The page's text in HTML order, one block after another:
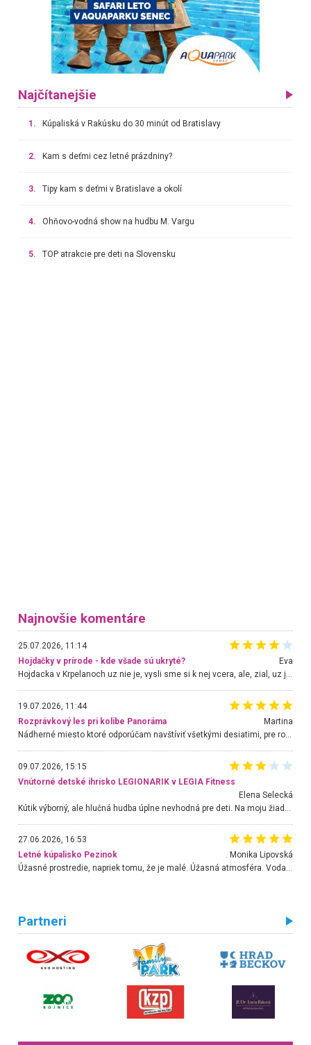
Najčítanejšie
1. Kúpaliská v Rakúsku do 30 minút od Bratislavy
2. Kam s deťmi cez letné prázdniny?
3. Tipy kam s deťmi v Bratislave a okolí
4. Ohňovo-vodná show na hudbu M. Vargu
5. TOP atrakcie pre deti na Slovensku
Najnovšie komentáre
25.07.2026, 11:14
Hojdačky v prírode - kde všade sú ukryté?
Eva
Hojdacka v Krpelanoch uz nie je, vysli sme si k nej vcera, ale, zial, uz je znicena. Ak sem planujete cestu len kvoli hojdacke, mozete si ju usetrit. Krasny vyhlad je tu vsak aj bez hojdacky :-)
19.07.2026, 11:44
Rozprávkový les pri kolibe Panoráma
Martina
Nádherné miesto ktoré odporúčam navštíviť všetkými desiatimi, pre rodiny s deťmi, dôchodcom... Proste a jednoducho ozaj rozprávkový les.. určite ešte prídeme. Odniesli sme si na pamiatku krásne tričká,
09.07.2026, 15:15
Vnútorné detské ihrisko LEGIONARIK v LEGIA Fitness
Elena Selecká
27.06.2026, 16:53
Letné kúpalisko Pezinok
. Monika Lipovská
Úžasné prostredie, napriek tomu, že je malé. Úžasná atmosféra. Voda fantastická a nádherná. Ľudí je pomerne veľa, ale su mili a ohľaduplní. Je veľmi zaujímavé sledovať, ako dokážu spolu športovať cudzí ľudia a bez ohľadu na vek. Vládne tu pohoda. Vnuka neviem dostať z vody. Ďakujem za krásny deň . Urcite sa sem vrátim. Jediný problém je s parkovaním, ale aj ten sa mi podarilo vyriešiť. Monika Bratislava
Partneri